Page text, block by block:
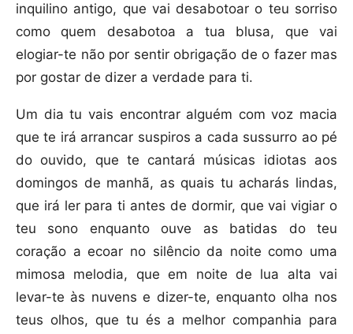
inquilino antigo, que vai desabotoar o teu sorriso
como quem desabotoa a tua blusa, que vai
elogiar-te não por sentir obrigação de o fazer mas
por gostar de dizer a verdade para ti.
Um dia tu vais encontrar alguém com voz macia
que te irá arrancar suspiros a cada sussurro ao pé
do ouvido, que te cantará músicas idiotas aos
domingos de manhã, as quais tu acharás lindas,
que irá ler para ti antes de dormir, que vai vigiar o
teu sono enquanto ouve as batidas do teu
coração a ecoar no silêncio da noite como uma
mimosa melodia, que em noite de lua alta vai
levar-te às nuvens e dizer-te, enquanto olha nos
teus olhos, que tu és a melhor companhia para